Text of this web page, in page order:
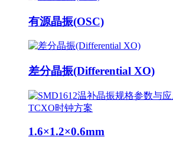
有源晶振(OSC)
差分晶振(Differential XO)
1.6×1.2×0.6mm